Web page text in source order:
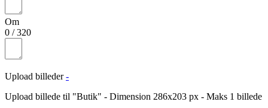
Om
0 /320
Upload billeder -
Upload billede til "Butik" - Dimension 286x203 px - Maks 1 billede